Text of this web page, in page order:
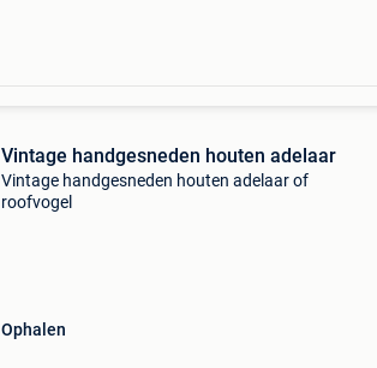
Vintage handgesneden houten adelaar
Vintage handgesneden houten adelaar of
roofvogel
Ophalen